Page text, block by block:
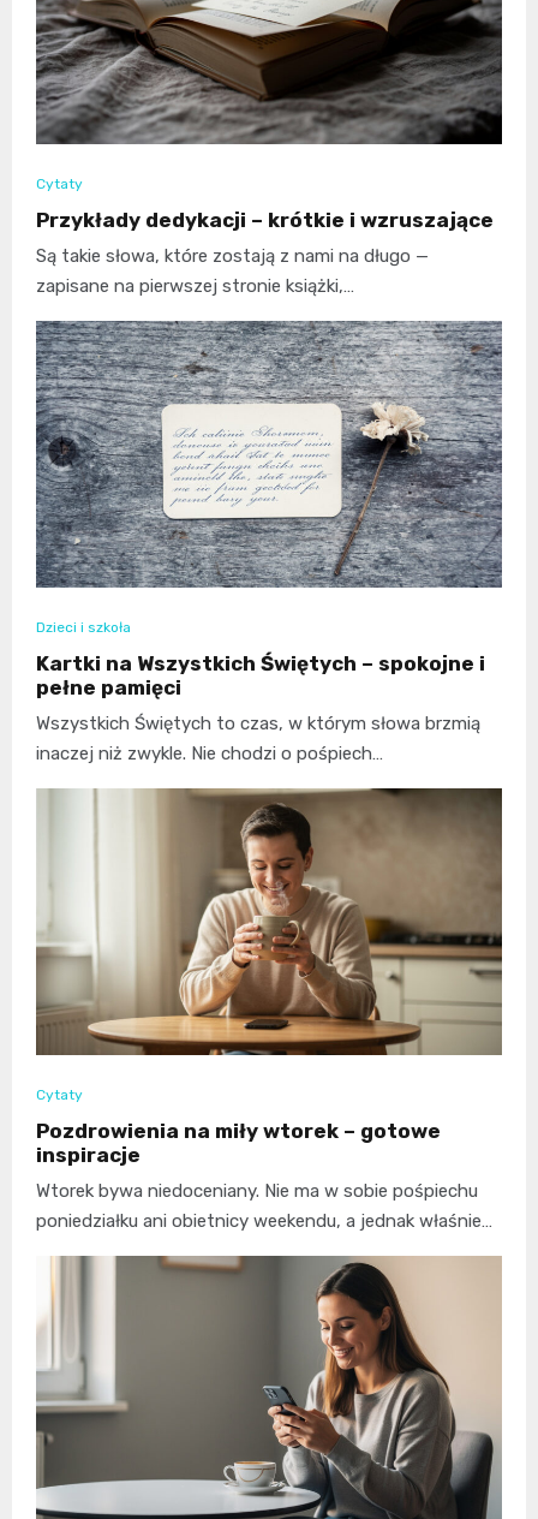
Cytaty
Przykłady dedykacji – krótkie i wzruszające
Są takie słowa, które zostają z nami na długo —
zapisane na pierwszej stronie książki,…
Dzieci i szkoła
Kartki na Wszystkich Świętych – spokojne i
pełne pamięci
Wszystkich Świętych to czas, w którym słowa brzmią
inaczej niż zwykle. Nie chodzi o pośpiech…
Cytaty
Pozdrowienia na miły wtorek – gotowe
inspiracje
Wtorek bywa niedoceniany. Nie ma w sobie pośpiechu
poniedziałku ani obietnicy weekendu, a jednak właśnie…